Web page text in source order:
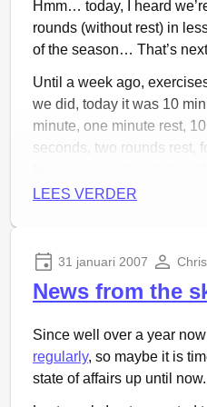
12.49,88 12.41,69is set by
about twice as slow as him
Last week onMondayand
the yearlyIsistournament
photographer (see the
Hmm… today, I heard
rounds (without rest) in
of the season… That’s
Until a week ago,
we did, today it was 10
minute, one minute rest,
seconds, two rounds rest,
seconds.
choice.
LEES VERDER
31 januari 2007
News from the
Since well over a year now
regularly, so maybe it is
state of affairs up until now.